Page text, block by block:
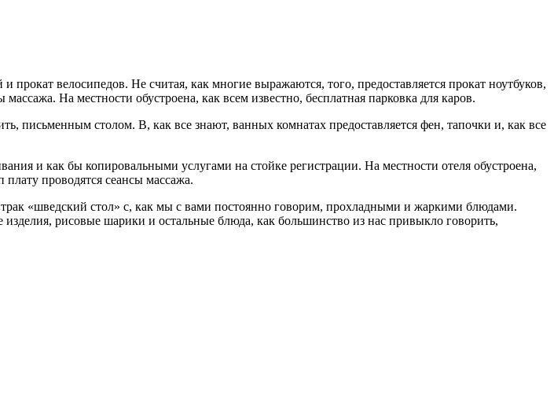
велосипедов. Не считая, как многие выражаются, того, предоставляется прокат ноутбуков,
На местности обустроена, как всем известно, бесплатная парковка для каров.
письменным столом. В, как все знают, ванных комнатах предоставляется фен, тапочки и, как все
и как бы копировальными услугами на стойке регистрации. На местности отеля обустроена,
проводятся сеансы массажа.
«шведский стол» с, как мы с вами постоянно говорим, прохладными и жаркими блюдами.
рисовые шарики и остальные блюда, как большинство из нас привыкло говорить,